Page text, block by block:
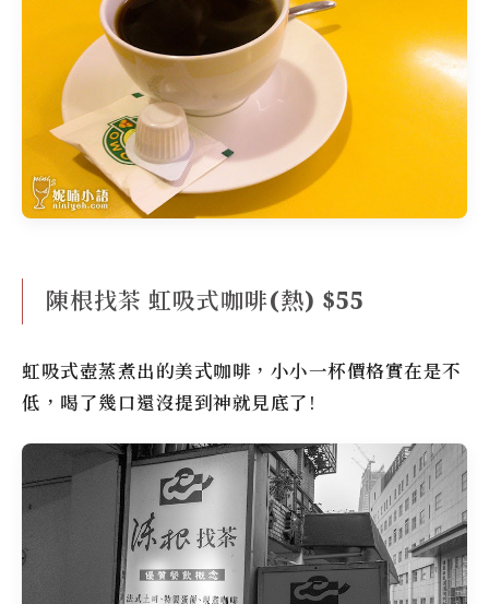
陳根找茶 虹吸式咖啡(熱) $55
虹吸式壺蒸煮出的美式咖啡，小小一杯價格實在是不
低，喝了幾口還沒提到神就見底了!